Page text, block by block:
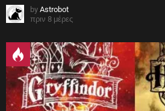
by Astrobot
πριν 8 μέρες